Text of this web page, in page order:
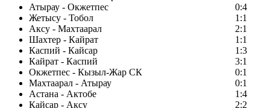
Атырау - Окжетпес
0:4
Жетысу - Тобол
1:1
Аксу - Махтаарал
2:1
Шахтер - Кайрат
1:1
Каспий - Кайсар
1:3
Кайрат - Каспий
3:1
Окжетпес - Кызыл-Жар СК
0:1
Махтаарал - Атырау
0:1
Астана - Актобе
1:4
Кайсар - Аксу
2:2